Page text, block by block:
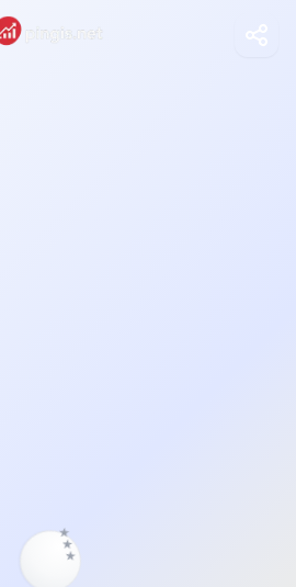
★
★
★